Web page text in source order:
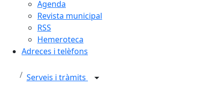
Agenda
Revista municipal
RSS
Hemeroteca
Adreces i telèfons
Serveis i tràmits